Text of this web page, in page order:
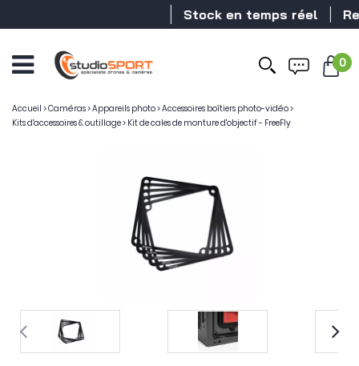
Stock en temps réel
0
Accueil >Caméras>Appareils photo>Accessoires boîtiers photo-vidéo>
Kits d'accessoires & outillage> Kit de cales de monture d'objectif - FreeFly